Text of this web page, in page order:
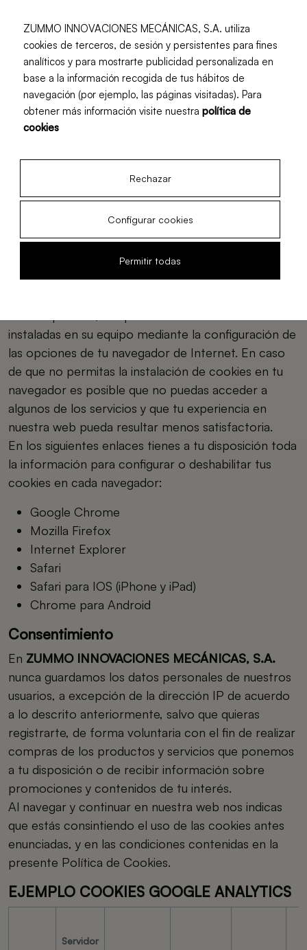
en los
términos
fijados en la
Web
Google.com
NOTA:Esta lista se actualizará con la mayor
ser que la lista no incluya ya una cookie, aunque
siempre se referirá a cookies con propósitos
idénticos a los registrados en esta lista.
instaladas en su equipo mediante la configuración de
las opciones de tu navegador de Internet. En caso
de que no permitas la instalación de cookies en tu
navegador es posible que no puedas acceder a
algunos de los servicios y que tu experiencia en
nuestra web pueda resultar menos satisfactoria.
En los siguientes enlaces tienes a tu disposición toda
la información para configurar o deshabilitar tus
cookies en cada navegador:
Google Chrome
Mozilla Firefox
Internet Explorer
Safari
Safari para IOS (iPhone y iPad)
Chrome para Android
Consentimiento
En ZUMMO INNOVACIONES MECÁNICAS, S.A.
nunca guardamos los datos personales de nuestros
usuarios, a excepción de la dirección IP de acuerdo
a lo descrito anteriormente, salvo que quieras
registrarte, de forma voluntaria con el fin de realizar
compras de los productos y servicios que ponemos
a tu disposición o de recibir información sobre
promociones y contenidos de tu interés.
Al navegar y continuar en nuestra web nos indicas
que estás consintiendo el uso de las cookies antes
enunciadas, y en las condiciones contenidas en la
presente Política de Cookies.
EJEMPLO COOKIES GOOGLE ANALYTICS
Servidor
ZUMMO INNOVACIONES MECÁNICAS, S.A. utiliza
cookies de terceros, de sesión y persistentes para fines
analíticos y para mostrarte publicidad personalizada en
base a la información recogida de tus hábitos de
navegación (por ejemplo, las páginas visitadas). Para
obtener más información visite nuestra política de
cookies
Rechazar
Configurar cookies
Permitir todas